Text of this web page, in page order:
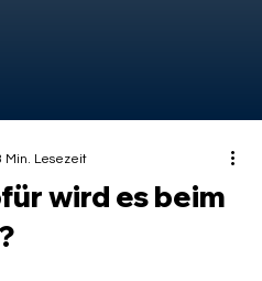
wird es beim
Min. Lesezeit